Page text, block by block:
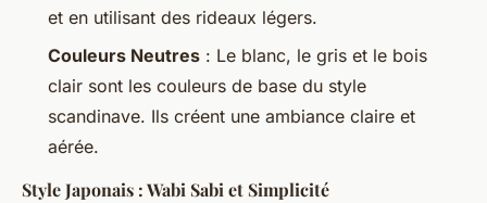
et en utilisant des rideaux légers.
Couleurs Neutres : Le blanc, le gris et le bois
clair sont les couleurs de base du style
scandinave. Ils créent une ambiance claire et
aérée.
Style Japonais : Wabi Sabi et Simplicité